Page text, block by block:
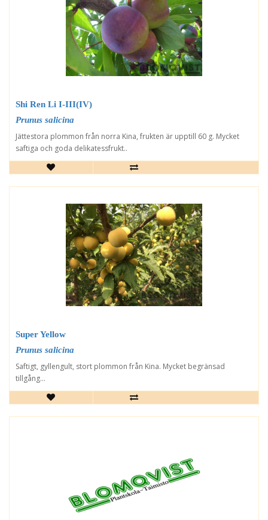
Shi Ren Li I-III(IV)
Prunus salicina
Jättestora plommon från norra Kina, frukten är upptill 60 g. Mycket
saftiga och goda delikatessfrukt..
Super Yellow
Prunus salicina
Saftigt, gyllengult, stort plommon från Kina. Mycket begränsad
tillgång...